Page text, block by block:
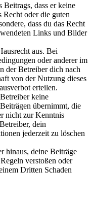
dass er keine
Recht oder die guten
dass du das Recht
Links und Bilder
aus. Bei
oder anderer im
der Betreiber dich nach
von der Nutzung dieses
erteilen.
keine
übernimmt, die
nicht zur Kenntnis
dein
jederzeit zu löschen
hinaus, deine Beiträge
verstoßen oder
Dritten Schaden